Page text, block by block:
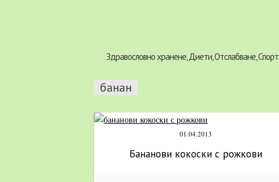
Здравословно хранене, Диети, Отслабване, Спорт
банан
01.04.2013
Бананови кокоски с рожкови